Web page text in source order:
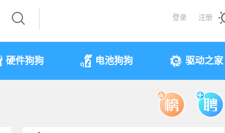
登录 注册
硬件狗狗 电池狗狗 驱动之家